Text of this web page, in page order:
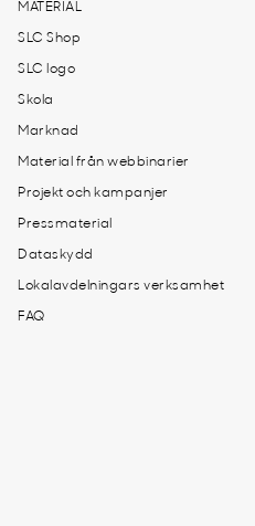
MATERIAL
SLC Shop
SLC logo
Skola
Marknad
Material från webbinarier
Projekt och kampanjer
Pressmaterial
Dataskydd
Lokalavdelningars verksamhet
FAQ